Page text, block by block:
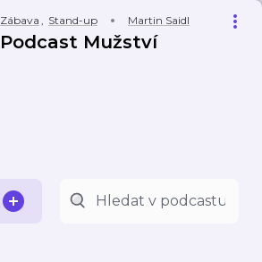
Zábava , Stand-up Martin Saidl
Podcast Mužství